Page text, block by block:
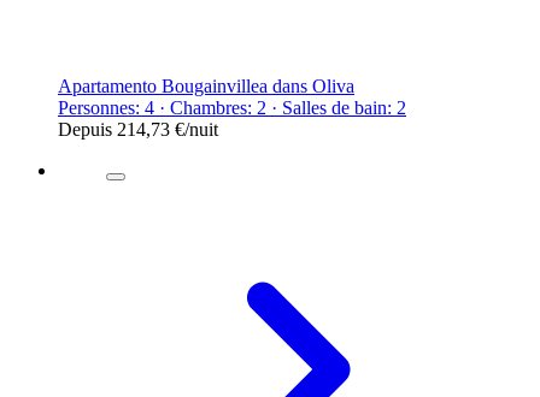
Apartamento Bougainvillea dans Oliva
Personnes: 4 · Chambres: 2 · Salles de bain: 2
Depuis 214,73 €/nuit